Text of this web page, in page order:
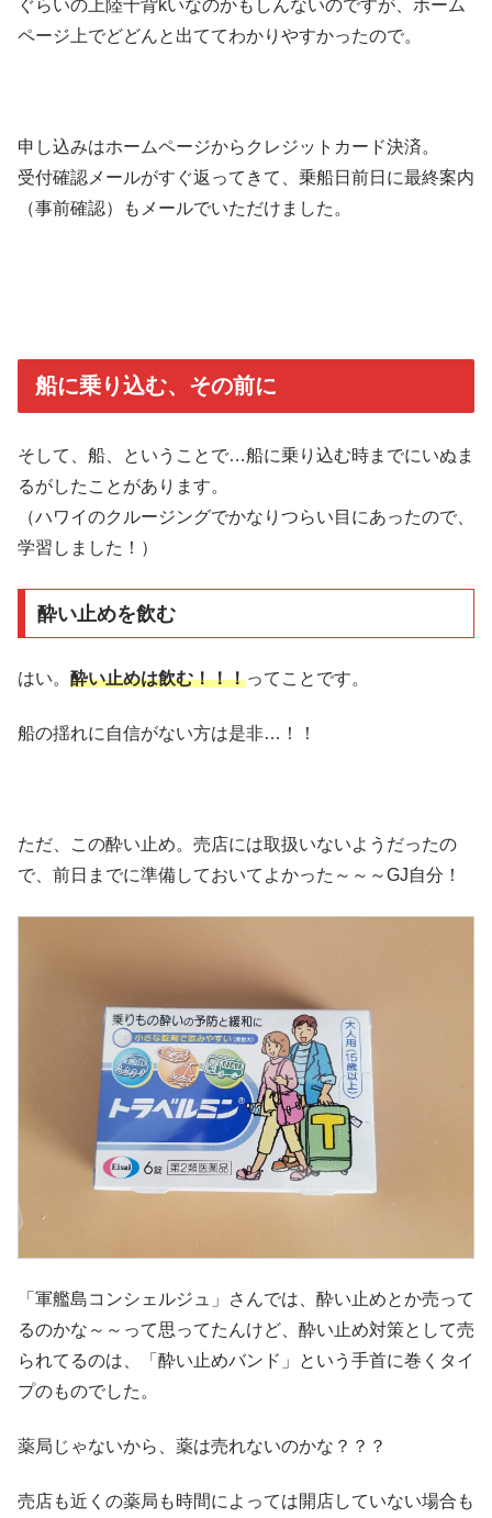
ぐらいの上陸十背kいなのかもしんないのですが、ホーム
ページ上でどどんと出ててわかりやすかったので。
申し込みはホームページからクレジットカード決済。
受付確認メールがすぐ返ってきて、乗船日前日に最終案内
（事前確認）もメールでいただけました。
船に乗り込む、その前に
そして、船、ということで…船に乗り込む時までにいぬま
るがしたことがあります。
（ハワイのクルージングでかなりつらい目にあったので、
学習しました！）
酔い止めを飲む
はい。 酔い止めは飲む！！！ってことです。
船の揺れに自信がない方は是非…！！
ただ、この酔い止め。売店には取扱いないようだったの
で、前日までに準備しておいてよかった～～～GJ自分！
「軍艦島コンシェルジュ」さんでは、酔い止めとか売って
るのかな～～って思ってたんけど、酔い止め対策として売
られてるのは、「酔い止めバンド」という手首に巻くタイ
プのものでした。
薬局じゃないから、薬は売れないのかな？？？
売店も近くの薬局も時間によっては開店していない場合も